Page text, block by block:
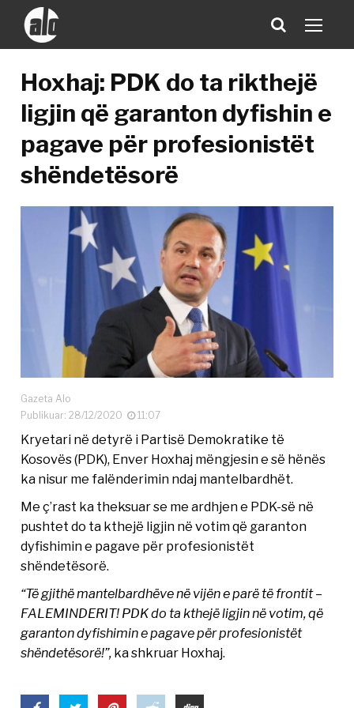
Hoxhaj: PDK do ta rikthejë
ligjin që garanton dyfishin e
pagave për profesionistët
shëndetësorë
Gazeta Alo
Publikuar: 28/12/2020
11:07
Kryetari në detyrë i Partisë Demokratike të
Kosovës (PDK), Enver Hoxhaj mëngjesin e së hënës
ka nisur me falënderimin ndaj mantelbardhët.
Me ç’rast ka theksuar se me ardhjen e PDK-së në
pushtet do ta kthejë ligjin në votim që garanton
dyfishimin e pagave për profesionistët
shëndetësorë.
“Të gjithë mantelbardhëve në vijën e parë të frontit –
FALEMINDERIT! PDK do ta kthejë ligjin në votim, që
garanton dyfishimin e pagave për profesionistët
shëndetësorë!”, ka shkruar Hoxhaj.